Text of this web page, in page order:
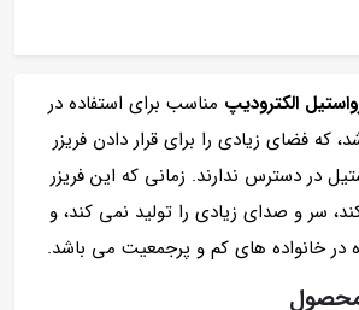
الکترودیپ مناسب برای استفاده در
که فضای زیادی را برای قرار دادن فریزر
در دسترس ندارند. زمانی که این فریزر
سر و صدای زیادی را تولید نمی کند، و
در خانواده های کم و پرجمعیت می باشد.